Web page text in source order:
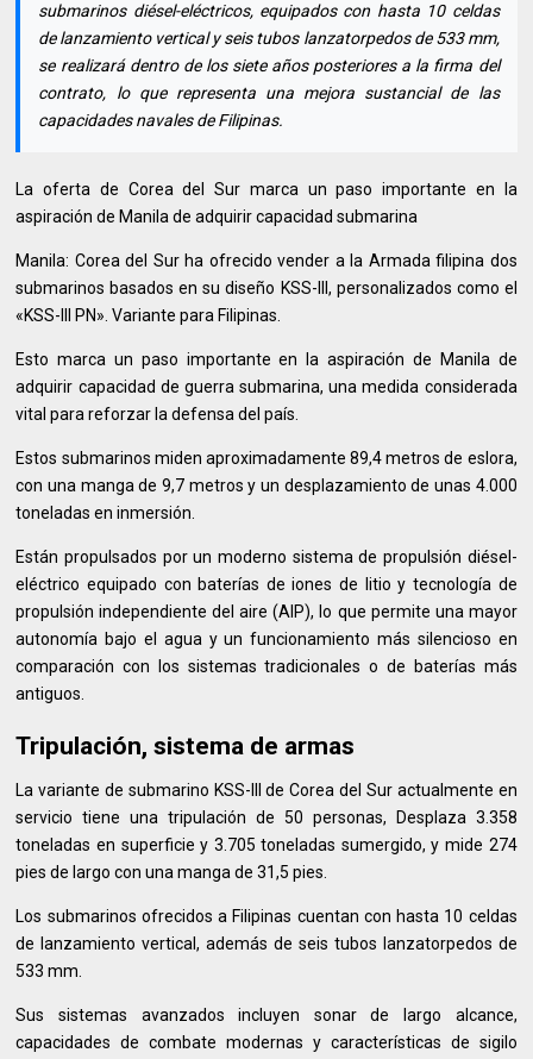
submarinos diésel-eléctricos, equipados con hasta 10 celdas
de lanzamiento vertical y seis tubos lanzatorpedos de 533 mm,
se realizará dentro de los siete años posteriores a la firma del
contrato, lo que representa una mejora sustancial de las
capacidades navales de Filipinas.
La oferta de Corea del Sur marca un paso importante en la
aspiración de Manila de adquirir capacidad submarina
Manila: Corea del Sur ha ofrecido vender a la Armada filipina dos
submarinos basados ​​en su diseño KSS-III, personalizados como el
«KSS-III PN». Variante para Filipinas.
Esto marca un paso importante en la aspiración de Manila de
adquirir capacidad de guerra submarina, una medida considerada
vital para reforzar la defensa del país.
Estos submarinos miden aproximadamente 89,4 metros de eslora,
con una manga de 9,7 metros y un desplazamiento de unas 4.000
toneladas en inmersión.
Están propulsados ​​por un moderno sistema de propulsión diésel-
eléctrico equipado con baterías de iones de litio y tecnología de
propulsión independiente del aire (AIP), lo que permite una mayor
autonomía bajo el agua y un funcionamiento más silencioso en
comparación con los sistemas tradicionales o de baterías más
antiguos.
Tripulación, sistema de armas
La variante de submarino KSS-III de Corea del Sur actualmente en
servicio tiene una tripulación de 50 personas, Desplaza 3.358
toneladas en superficie y 3.705 toneladas sumergido, y mide 274
pies de largo con una manga de 31,5 pies.
Los submarinos ofrecidos a Filipinas cuentan con hasta 10 celdas
de lanzamiento vertical, además de seis tubos lanzatorpedos de
533 mm.
Sus sistemas avanzados incluyen sonar de largo alcance,
capacidades de combate modernas y características de sigilo